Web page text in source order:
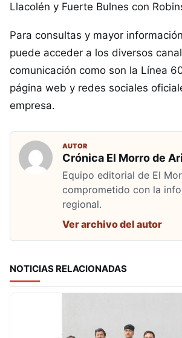
Llacolén y Fuerte Bulnes con
Para consultas y mayor
puede acceder a los diversos
comunicación como son la Línea
página web y redes sociales
empresa.
AUTOR
Crónica El Morro de
Equipo editorial de El
comprometido con la
regional.
Ver archivo del autor
NOTICIAS RELACIONADAS